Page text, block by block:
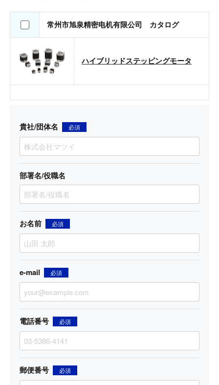
常州市旭泉精密电机有限公司 カタログ
ハイブリッドステッピングモータ
貴社/団体名 必須
部署名/役職名
お名前 必須
e-mail 必須
電話番号 必須
郵便番号 必須